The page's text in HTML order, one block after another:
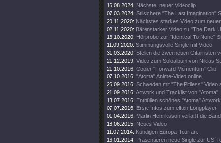
16.08.2024: Nächste, neuer Videoclip
07.03.2024: Stilsichere "The Last Imagination"
20.11.2020: Nächstes starkes Video zum
02.11.2020: Bärenstarker Video zu "The Dark
16.10.2020: Hörprobe zur "Identical To None"
11.09.2020: Stimmungsvolle Single mit Video
31.03.2020: Stellen die zwei neuen Gitarristen
21.12.2019: Video zum Soloalbum von Niklas
21.10.2016: Cooler "Forward Momentum" Clip.
07.10.2016: "Atoma" Anime-Video online.
26.09.2016: Schweden mit "The Pitiless" Video
21.09.2016: Artwork und Tracklist von "Atoma".
13.07.2016: Enthüllen schönes "Atoma"
07.07.2016: Erste Infos zum elften Longplayer
01.04.2016: Martin Henriksson verläßt die
18.06.2015: Neues Video
11.07.2014: Kündigen Europa-Tour an.
16.01.2014: Präsentieren neue Single zur US-